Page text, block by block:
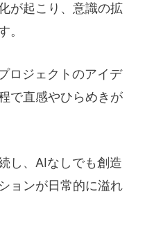
が起こり、意識の拡
。
ロジェクトのアイデ
で直感やひらめきが
し、AIなしでも創造
ョンが日常的に溢れ